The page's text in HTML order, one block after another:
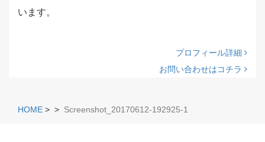
います。
プロフィール詳細
お問い合わせはコチラ
HOME > > Screenshot_20170612-192925-1